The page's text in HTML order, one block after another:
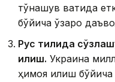
тўқнашув вақтида
бўйича ўзаро
Рус тилида
қилиш. Украина
ҳимоя қилиш